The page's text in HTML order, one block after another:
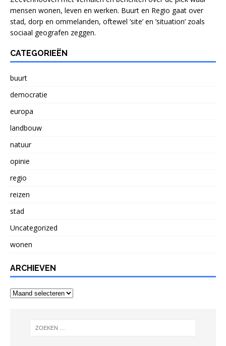
mensen wonen, leven en werken. Buurt en Regio gaat over
stad, dorp en ommelanden, oftewel ’site’ en ’situation’ zoals
sociaal geografen zeggen.
CATEGORIEËN
buurt
democratie
europa
landbouw
natuur
opinie
regio
reizen
stad
Uncategorized
wonen
ARCHIEVEN
Archieven